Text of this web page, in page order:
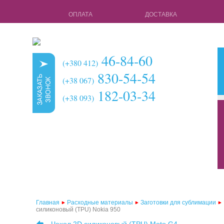
ОПЛАТА ДОСТАВКА
(+380 412) 46-84-60
(+38 067) 830-54-54
(+38 093) 182-03-34
чехлы для
Главная Расходные материалы Заготовки для сублимации
силиконовый (TPU) Nokia 950